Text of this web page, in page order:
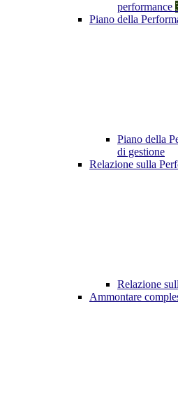
performance
Piano della
Piano della
di gestione
Relazione sulla
Relazione
Ammontare